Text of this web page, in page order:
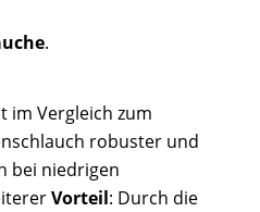
.
im Vergleich zum
robuster und
bei niedrigen
Vorteil: Durch die